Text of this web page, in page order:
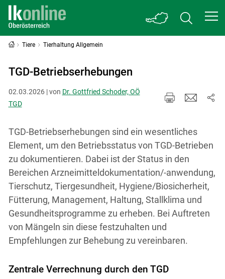
Tiere Tierhaltung Allgemein
TGD-Betriebserhebungen
02.03.2026 | von Dr. Gottfried Schoder, OÖ
TGD
TGD-Betriebserhebungen sind ein wesentliches
Element, um den Betriebsstatus von TGD-Betrieben
zu dokumentieren. Dabei ist der Status in den
Bereichen Arzneimitteldokumentation/-anwendung,
Tierschutz, Tiergesundheit, Hygiene/Biosicherheit,
Fütterung, Management, Haltung, Stallklima und
Gesundheitsprogramme zu erheben. Bei Auftreten
von Mängeln sin diese festzuhalten und
Empfehlungen zur Behebung zu vereinbaren.
Zentrale Verrechnung durch den TGD